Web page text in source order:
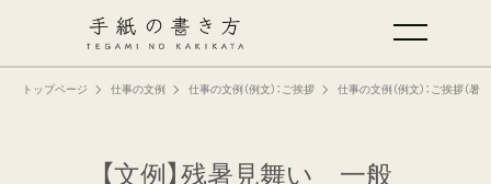
トップページ 仕事の文例 仕事の文例（例文）：ご挨拶 仕事の文例（例文）：ご挨拶（暑
【文例】残暑見舞い 一般
手紙の基本
仕事の手紙の書き方